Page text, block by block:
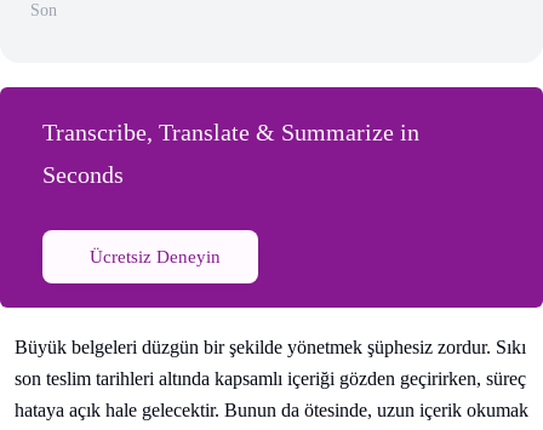
Son
Transcribe, Translate & Summarize in
Seconds
Ücretsiz Deneyin
Büyük belgeleri düzgün bir şekilde yönetmek şüphesiz zordur. Sıkı
son teslim tarihleri altında kapsamlı içeriği gözden geçirirken, süreç
hataya açık hale gelecektir. Bunun da ötesinde, uzun içerik okumak